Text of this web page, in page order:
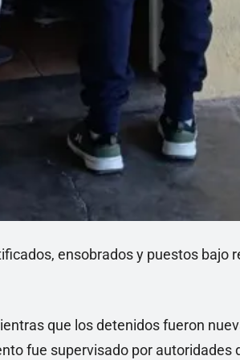
ensobrados y puestos bajo
que los detenidos fueron
fue supervisado por autoridades